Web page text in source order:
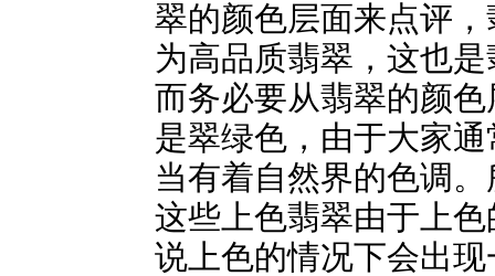
翠的颜色层面来点评
为高品质翡翠，这也
而务必要从翡翠的颜
是翠绿色，由于大家
当有着自然界的色调
这些上色翡翠由于上
说上色的情况下会出